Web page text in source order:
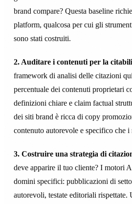
brand compare? Questa baseline
platform, qualcosa per cui gli
sono stati costruiti.
2. Auditare i contenuti per la
framework di analisi delle citazioni
percentuale dei contenuti proprietari
definizioni chiare e claim factual
dei siti brand è ricca di copy
contenuto autorevole e specifico che
3. Costruire una strategia di
deve apparire il tuo cliente? I motori
domini specifici: pubblicazioni di
autorevoli, testate editoriali rispettate.